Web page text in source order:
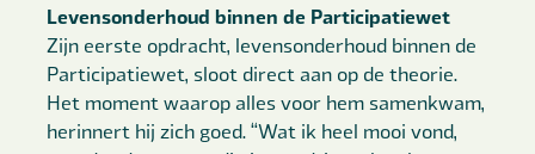
Levensonderhoud binnen de Participatiewet
Zijn eerste opdracht, levensonderhoud binnen de
Participatiewet, sloot direct aan op de theorie.
Het moment waarop alles voor hem samenkwam,
herinnert hij zich goed. “Wat ik heel mooi vond,